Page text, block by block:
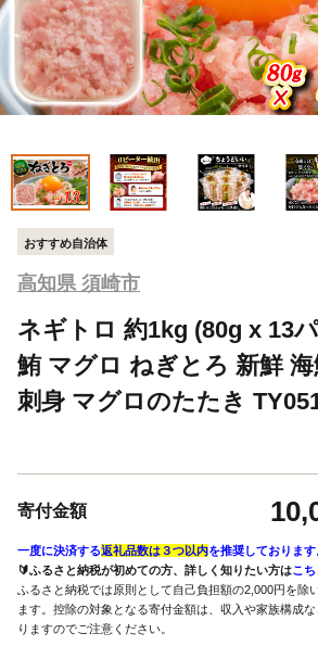
おすすめ自治体
高知県 須崎市
ネギトロ 約1kg (80g x 13
鮪 マグロ ねぎとろ 新鮮
刺身 マグロのたたき
寄付金額
一度に決済する返礼品数は３つ以内を推奨しております
🔰ふるさと納税が初めての方、詳しく知りたい方はこち
ふるさと納税では原則として自己負担額の2,000円を除
ます。控除の対象となる寄付金額は、収入や家族構成
りますのでご注意ください。